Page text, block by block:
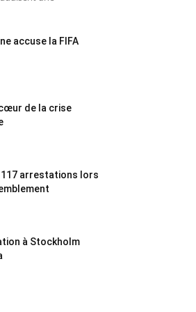
accuse la FIFA
de la crise
117 arrestations lors
à Stockholm